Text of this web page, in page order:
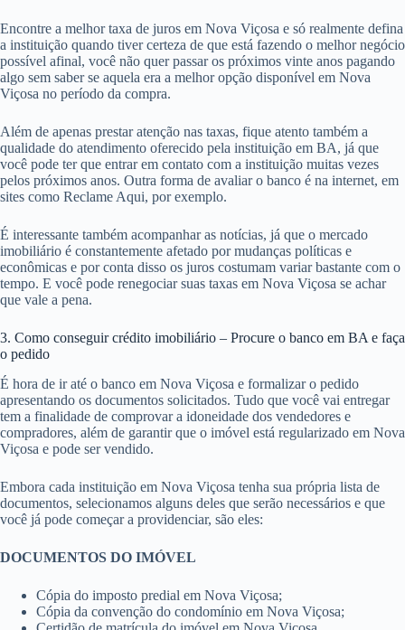
Encontre a melhor taxa de juros em Nova Viçosa e só realmente defina
a instituição quando tiver certeza de que está fazendo o melhor negócio
possível afinal, você não quer passar os próximos vinte anos pagando
algo sem saber se aquela era a melhor opção disponível em Nova
Viçosa no período da compra.
Além de apenas prestar atenção nas taxas, fique atento também a
qualidade do atendimento oferecido pela instituição em BA, já que
você pode ter que entrar em contato com a instituição muitas vezes
pelos próximos anos. Outra forma de avaliar o banco é na internet, em
sites como Reclame Aqui, por exemplo.
É interessante também acompanhar as notícias, já que o mercado
imobiliário é constantemente afetado por mudanças políticas e
econômicas e por conta disso os juros costumam variar bastante com o
tempo. E você pode renegociar suas taxas em Nova Viçosa se achar
que vale a pena.
3. Como conseguir crédito imobiliário – Procure o banco em BA e faça
o pedido
É hora de ir até o banco em Nova Viçosa e formalizar o pedido
apresentando os documentos solicitados. Tudo que você vai entregar
tem a finalidade de comprovar a idoneidade dos vendedores e
compradores, além de garantir que o imóvel está regularizado em Nova
Viçosa e pode ser vendido.
Embora cada instituição em Nova Viçosa tenha sua própria lista de
documentos, selecionamos alguns deles que serão necessários e que
você já pode começar a providenciar, são eles:
DOCUMENTOS DO IMÓVEL
Cópia do imposto predial em Nova Viçosa;
Cópia da convenção do condomínio em Nova Viçosa;